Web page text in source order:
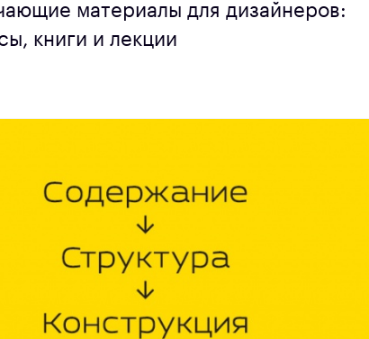
материалы для дизайнеров:
книги и лекции